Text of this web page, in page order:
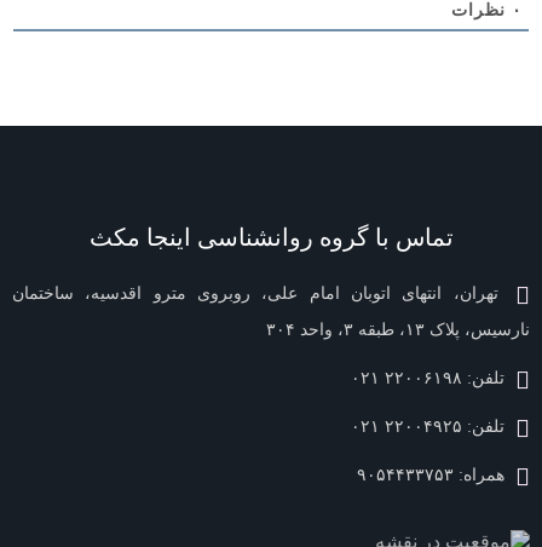
۰ نظرات
تماس با گروه روانشناسی اینجا مکث
تهران، انتهای اتوبان امام‌ علی، روبروی مترو اقدسیه، ساختمان
نارسیس، پلاک ۱۳، طبقه ۳، واحد ۳۰۴
تلفن: ۲۲۰۰۶۱۹۸ ۰۲۱
تلفن: ۲۲۰۰۴۹۲۵ ۰۲۱
همراه: ۹۰۵۴۴۳۳۷۵۳